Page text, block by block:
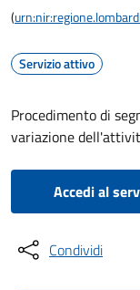
(
Servizio attivo
Procedimento di
variazione
Accedi al
Condividi